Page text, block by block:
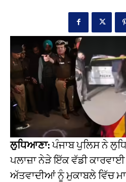
ਲੁਧਿਆਣਾ:ਪੰਜਾਬ ਪੁਲਿਸ ਨੇ
ਪਲਾਜ਼ਾ ਨੇੜੇ ਇੱਕ ਵੱਡੀ
ਅੱਤਵਾਦੀਆਂ ਨੂੰ ਮੁਕਾਬਲੇ ਵਿੱਚ